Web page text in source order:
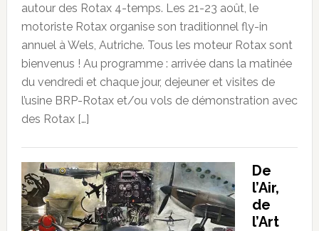
autour des Rotax 4-temps. Les 21-23 août, le
motoriste Rotax organise son traditionnel fly-in
annuel à Wels, Autriche. Tous les moteur Rotax sont
bienvenus ! Au programme : arrivée dans la matinée
du vendredi et chaque jour, dejeuner et visites de
l’usine BRP-Rotax et/ou vols de démonstration avec
des Rotax […]
De
l’Air,
de
l’Art